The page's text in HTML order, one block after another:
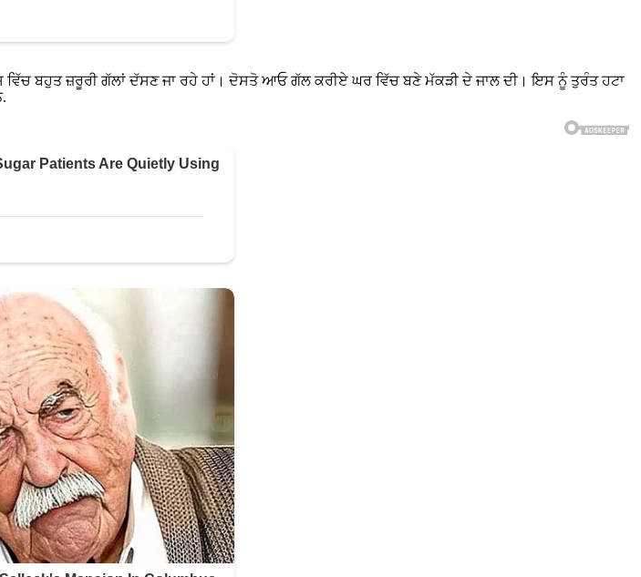
ਵਿੱਚ ਬਹੁਤ ਜ਼ਰੂਰੀ ਗੱਲਾਂ ਦੱਸਣ ਜਾ ਰਹੇ ਹਾਂ। ਦੋਸਤੋ ਆਓ ਗੱਲ ਕਰੀਏ ਘਰ ਵਿੱਚ ਬਣੇ ਮੱਕੜੀ ਦੇ ਜਾਲ ਦੀ। ਇਸ ਨੂੰ ਤੁਰੰਤ ਹਟਾ